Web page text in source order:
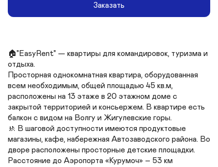
Заказать
🏠"EasyRent" — квартиры для командировок, туризма и
отдыха.
Просторная однокомнатная квартира, оборудованная
всем необходимым, общей площадью 45 кв.м,
расположены на 13 этаже в 20 этажном доме с
закрытой территорией и консьержем. В квартире есть
балкон с видом на Волгу и Жигулевские горы.
🚸 В шаговой доступности имеются продуктовые
магазины, кафе, набережная Автозаводского района. Во
дворе расположены просторные детские площадки.
Расстояние до Аэропорта «Курумоч» – 53 км